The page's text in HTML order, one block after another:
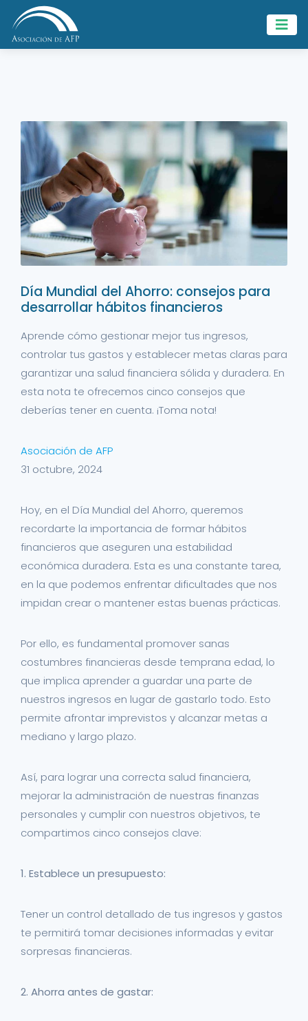
Día Mundial del Ahorro: consejos para
desarrollar hábitos financieros
Aprende cómo gestionar mejor tus ingresos,
controlar tus gastos y establecer metas claras para
garantizar una salud financiera sólida y duradera. En
esta nota te ofrecemos cinco consejos que
deberías tener en cuenta. ¡Toma nota!
Asociación de AFP
31 octubre, 2024
Hoy, en el Día Mundial del Ahorro, queremos
recordarte la importancia de formar hábitos
financieros que aseguren una estabilidad
económica duradera. Esta es una constante tarea,
en la que podemos enfrentar dificultades que nos
impidan crear o mantener estas buenas prácticas.
Por ello, es fundamental promover sanas
costumbres financieras desde temprana edad, lo
que implica aprender a guardar una parte de
nuestros ingresos en lugar de gastarlo todo. Esto
permite afrontar imprevistos y alcanzar metas a
mediano y largo plazo.
Así, para lograr una correcta salud financiera,
mejorar la administración de nuestras finanzas
personales y cumplir con nuestros objetivos, te
compartimos cinco consejos clave:
1. Establece un presupuesto:
Tener un control detallado de tus ingresos y gastos
te permitirá tomar decisiones informadas y evitar
sorpresas financieras.
2. Ahorra antes de gastar: